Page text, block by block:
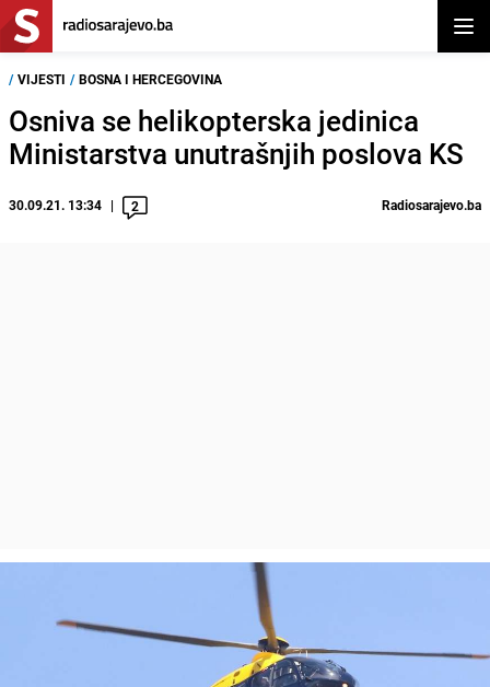
/ VIJESTI / BOSNA I HERCEGOVINA
Osniva se helikopterska jedinica
Ministarstva unutrašnjih poslova KS
30.09.21. 13:34 2 Radiosarajevo.ba